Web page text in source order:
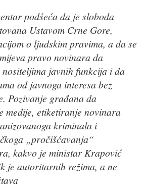
podśeća da je sloboda
Ustavom Crne Gore,
o ljudskim pravima, a da se
pravo novinara da
javnih funkcija i da
od javnoga interesa bez
Pozivanje građana da
medije, etiketiranje novinara
kriminala i
„pročišćavanja“
kakvo je ministar Krapović
je autoritarnih režima, a ne